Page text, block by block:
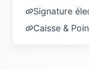
Signature
Caisse &